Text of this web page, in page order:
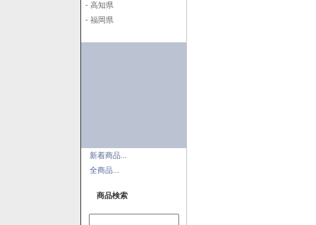
- 高知県
- 福岡県
新着商品...
全商品...
商品検索